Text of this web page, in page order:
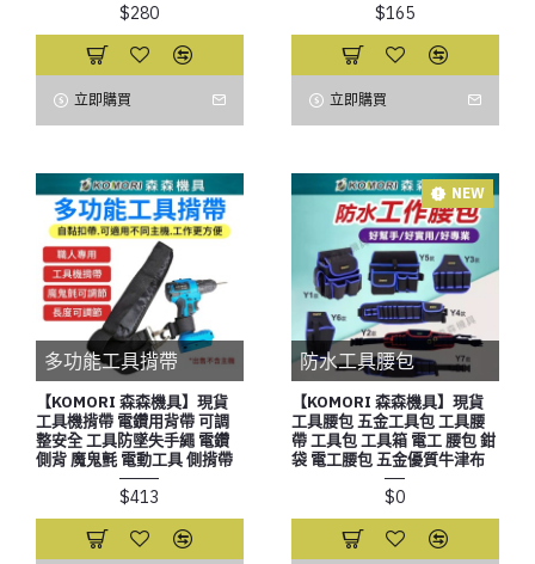
$280
立即購買
$165
立即購買
多功能工具揹帶
【KOMORI 森森機具】現貨
工具機揹帶 電鑽用背帶 可調
整安全 工具防墜失手繩 電鑽
側背 魔鬼氈 電動工具 側揹帶
$413
NEW
防水工具腰包
【KOMORI 森森機具】現貨
工具腰包 五金工具包 工具腰
帶 工具包 工具箱 電工 腰包 鉗
袋 電工腰包 五金優質牛津布
$0